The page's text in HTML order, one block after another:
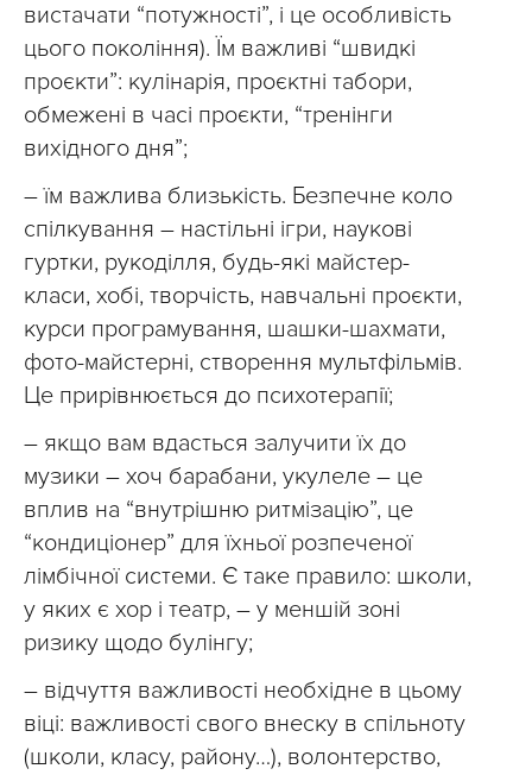
вистачати “потужності”, і це особливість
цього покоління). Їм важливі “швидкі
проєкти”: кулінарія, проєктні табори,
обмежені в часі проєкти, “тренінги
вихідного дня”;
– їм важлива близькість. Безпечне коло
спілкування – настільні ігри, наукові
гуртки, рукоділля, будь-які майстер-
класи, хобі, творчість, навчальні проєкти,
курси програмування, шашки-шахмати,
фото-майстерні, створення мультфільмів.
Це прирівнюється до психотерапії;
– якщо вам вдасться залучити їх до
музики – хоч барабани, укулеле – це
вплив на “внутрішню ритмізацію”, це
“кондиціонер” для їхньої розпеченої
лімбічної системи. Є таке правило: школи,
у яких є хор і театр, – у меншій зоні
ризику щодо булінгу;
– відчуття важливості необхідне в цьому
віці: важливості свого внеску в спільноту
(школи, класу, району…), волонтерство,